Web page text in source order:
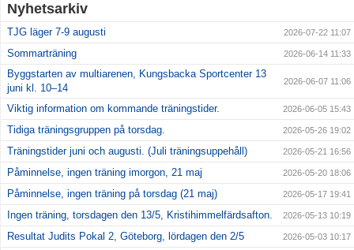
Drogpolicy
Nyhetsarkiv
TJG läger 7-9 augusti 2026-07-22 11:07
Sommarträning 2026-06-14 11:33
Byggstarten av multiarenen, Kungsbacka Sportcenter 13
juni kl. 10–14
2026-06-07 11:06
Viktig information om kommande träningstider. 2026-06-05 15:43
Tidiga träningsgruppen på torsdag. 2026-05-26 19:02
Träningstider juni och augusti. (Juli träningsuppehåll) 2026-05-21 16:56
Påminnelse, ingen träning imorgon, 21 maj 2026-05-20 18:06
Påminnelse, ingen träning på torsdag (21 maj) 2026-05-17 19:41
Ingen träning, torsdagen den 13/5, Kristihimmelfärdsafton. 2026-05-13 10:19
Resultat Judits Pokal 2, Göteborg, lördagen den 2/5 2026-05-03 10:17